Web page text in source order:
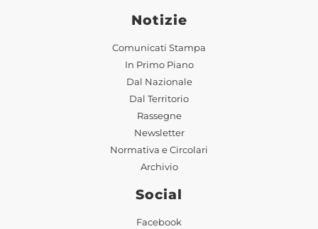
Notizie
Comunicati Stampa
In Primo Piano
Dal Nazionale
Dal Territorio
Rassegne
Newsletter
Normativa e Circolari
Archivio
Social
Facebook